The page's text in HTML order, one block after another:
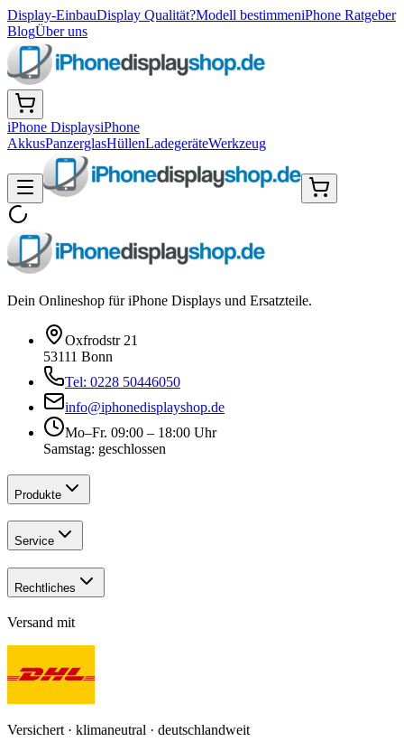
Display-EinbauDisplay Qualität?Modell bestimmeniPhone Ratgeber
BlogÜber uns
iPhone DisplaysiPhone
AkkusPanzerglasHüllenLadegeräteWerkzeug
Dein Onlineshop für iPhone Displays und Ersatzteile.
Oxfrodstr 21
53111 Bonn
Tel: 0228 50446050
info@iphonedisplayshop.de
Mo–Fr. 09:00 – 18:00 Uhr
Samstag: geschlossen
Produkte
Service
Rechtliches
Versand mit
Versichert · klimaneutral · deutschlandweit